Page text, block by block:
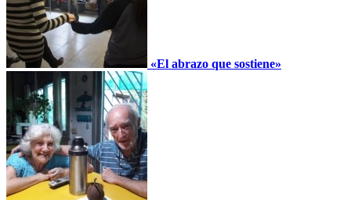
«El abrazo que sostiene»